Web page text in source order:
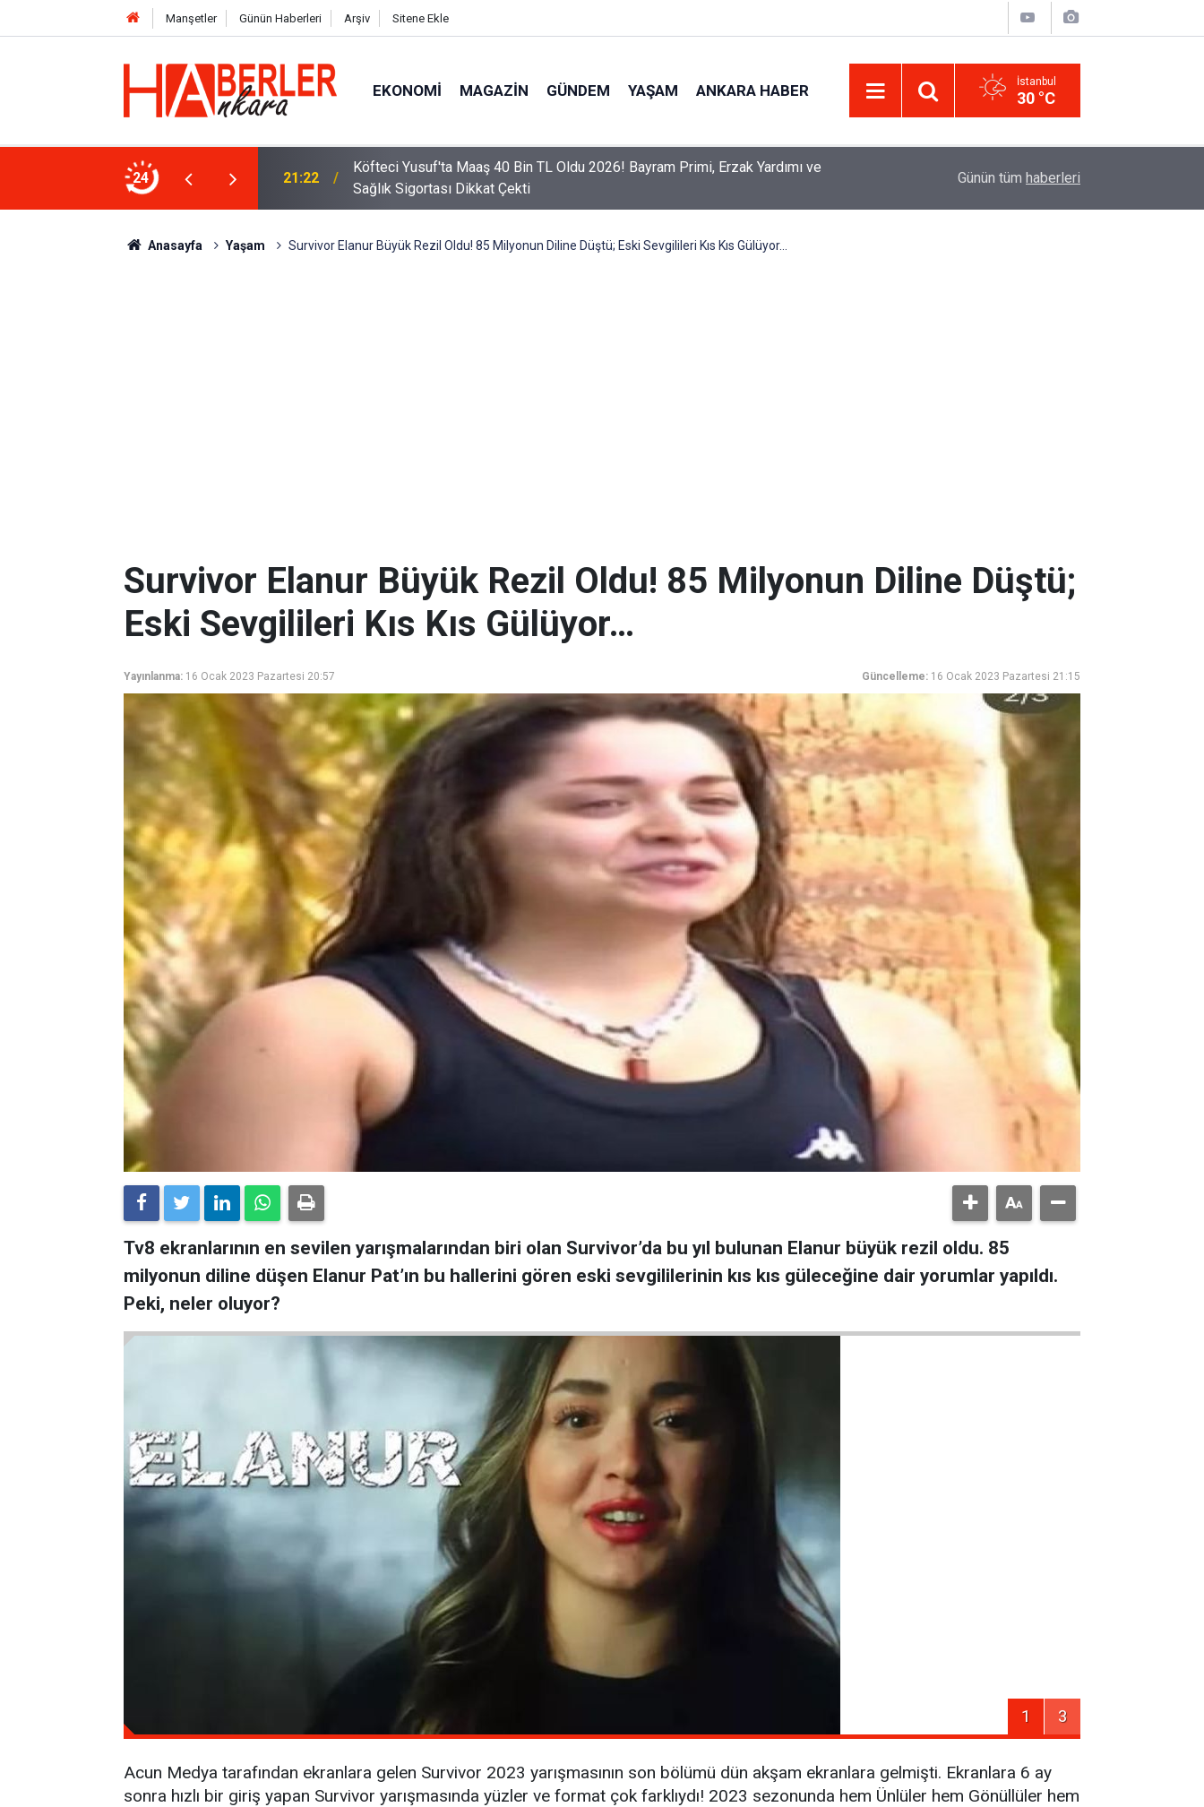
Manşetler Günün Haberleri Arşiv Sitene Ekle
EKONOMI MAGAZIN GÜNDEM YAŞAM ANKARA HABER İstanbul
30 °C
24
2026! Bayram Primi, Erzak Yardımı ve
12:33 Sürücüler Dikkat! Yeni Dönemde 3 İhlal Ehliyet İptaline Neden Olacak
Uzadı, Ödeme Kuralları Değişti
Günün tüm haberleri
Anasayfa Yaşam Survivor Elanur Büyük Rezil Oldu! 85 Milyonun Diline Düştü; Eski Sevgilileri Kıs Kıs Gülüyor…
Survivor Elanur Büyük Rezil Oldu! 85 Milyonun Diline Düştü;
Eski Sevgilileri Kıs Kıs Gülüyor…
Yayınlanma: 16 Ocak 2023 Pazartesi 20:57 Güncelleme: 16 Ocak 2023 Pazartesi 21:15
Tv8 ekranlarının en sevilen yarışmalarından biri olan Survivor’da bu yıl bulunan Elanur büyük rezil oldu. 85
milyonun diline düşen Elanur Pat’ın bu hallerini gören eski sevgililerinin kıs kıs güleceğine dair yorumlar yapıldı.
Peki, neler oluyor?
1 3
Acun Medya tarafından ekranlara gelen Survivor 2023 yarışmasının son bölümü dün akşam ekranlara gelmişti. Ekranlara 6 ay
sonra hızlı bir giriş yapan Survivor yarışmasında yüzler ve format çok farklıydı! 2023 sezonunda hem Ünlüler hem Gönüllüler hem